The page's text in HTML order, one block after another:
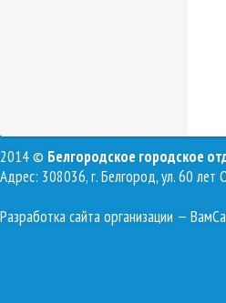
2014 © Белгородское городское
Адрес: 308036, г. Белгород, ул. 60
Разработка сайта организации —